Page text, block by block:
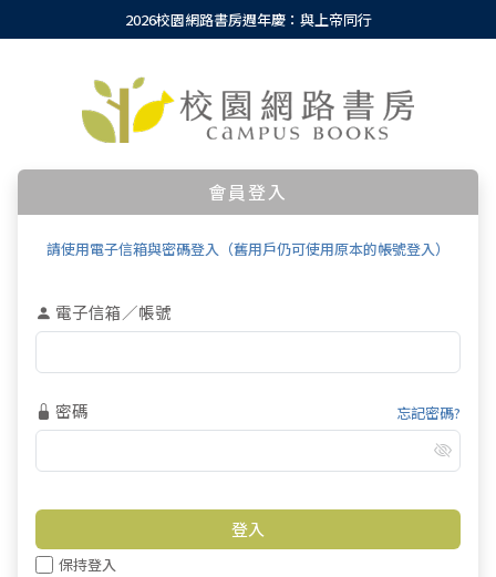
2026校園網路書房週年慶：與上帝同行
會員登入
請使用電子信箱與密碼登入（舊用戶仍可使用原本的帳號登入）
電子信箱／帳號
密碼 忘記密碼?
保持登入